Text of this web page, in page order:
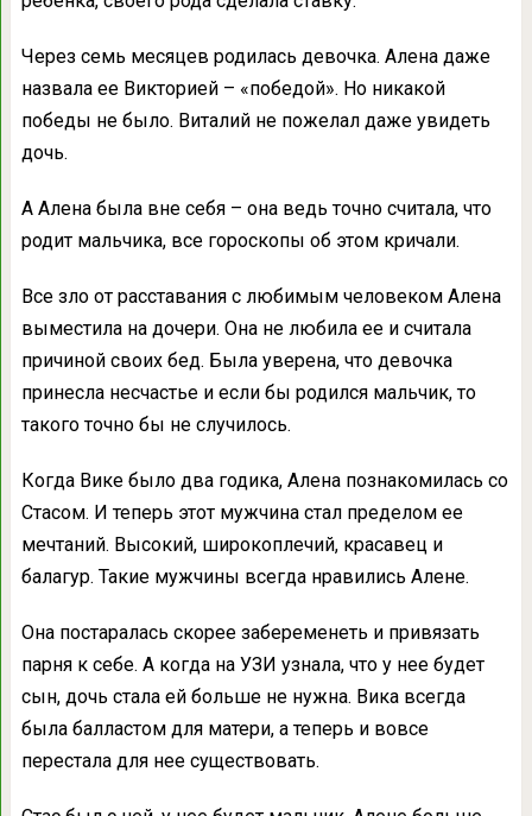
Через семь месяцев родилась девочка. Алена даже
назвала ее Викторией – «победой». Но никакой
победы не было. Виталий не пожелал даже увидеть
дочь.
А Алена была вне себя – она ведь точно считала, что
родит мальчика, все гороскопы об этом кричали.
Все зло от расставания с любимым человеком Алена
выместила на дочери. Она не любила ее и считала
причиной своих бед. Была уверена, что девочка
принесла несчастье и если бы родился мальчик, то
такого точно бы не случилось.
Когда Вике было два годика, Алена познакомилась со
Стасом. И теперь этот мужчина стал пределом ее
мечтаний. Высокий, широкоплечий, красавец и
балагур. Такие мужчины всегда нравились Алене.
Она постаралась скорее забеременеть и привязать
парня к себе. А когда на УЗИ узнала, что у нее будет
сын, дочь стала ей больше не нужна. Вика всегда
была балластом для матери, а теперь и вовсе
перестала для нее существовать.